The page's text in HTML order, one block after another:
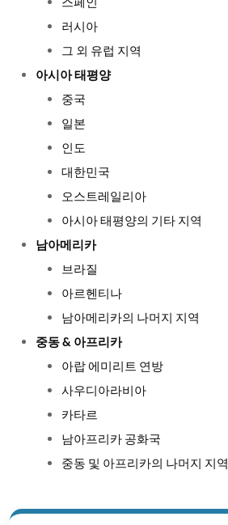
스페인
러시아
그 외 유럽 지역
아시아 태평양
중국
일본
인도
대한민국
오스트레일리아
아시아 태평양의 기타 지역
남아메리카
브라질
아르헨티나
남아메리카의 나머지 지역
중동 & 아프리카
아랍 에미리트 연방
사우디아라비아
카타르
남아프리카 공화국
중동 및 아프리카의 나머지 지역